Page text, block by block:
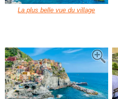
La plus belle vue du village